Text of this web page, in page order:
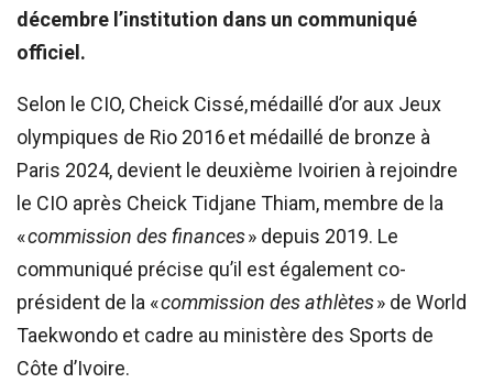
décembre l’institution dans un communiqué
officiel.
Selon le CIO, Cheick Cissé, médaillé d’or aux Jeux
olympiques de Rio 2016 et médaillé de bronze à
Paris 2024, devient le deuxième Ivoirien à rejoindre
le CIO après Cheick Tidjane Thiam, membre de la
«commission des finances» depuis 2019. Le
communiqué précise qu’il est également co-
président de la «commission des athlètes» de World
Taekwondo et cadre au ministère des Sports de
Côte d’Ivoire.